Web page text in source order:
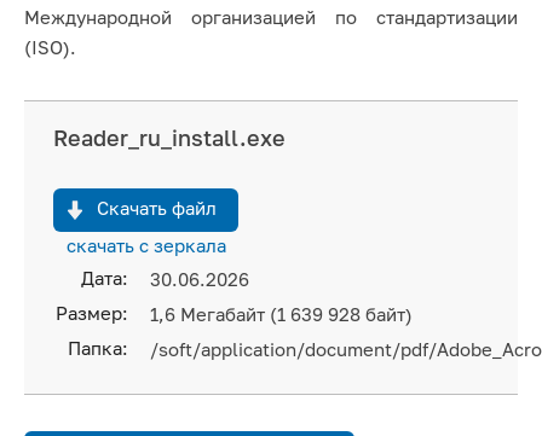
Международной организацией по стандартизации
(ISO).
Reader_ru_install.exe
Скачать файл
скачать с зеркала
Дата:
30.06.2026
Размер:
1,6 Мегабайт (1 639 928 байт)
Папка:
/soft/application/document/pdf/